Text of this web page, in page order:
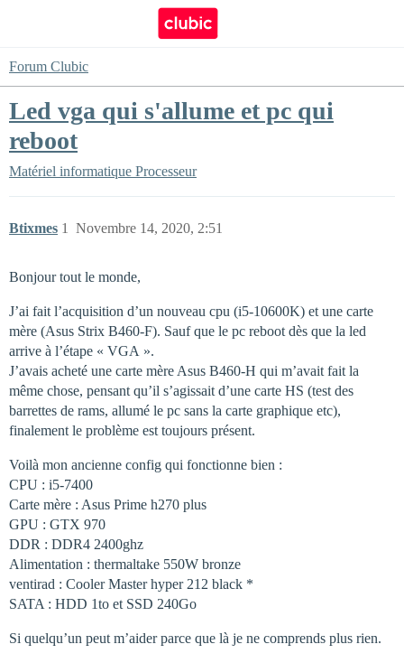
Forum Clubic
Led vga qui s'allume et pc qui
reboot
Matériel informatique Processeur
Btixmes Novembre 14, 2020, 2:51
1
Bonjour tout le monde,
J’ai fait l’acquisition d’un nouveau cpu (i5-10600K) et une carte
mère (Asus Strix B460-F). Sauf que le pc reboot dès que la led
arrive à l’étape « VGA ».
J’avais acheté une carte mère Asus B460-H qui m’avait fait la
même chose, pensant qu’il s’agissait d’une carte HS (test des
barrettes de rams, allumé le pc sans la carte graphique etc),
finalement le problème est toujours présent.
Voilà mon ancienne config qui fonctionne bien :
CPU : i5-7400
Carte mère : Asus Prime h270 plus
GPU : GTX 970
DDR : DDR4 2400ghz
Alimentation : thermaltake 550W bronze
ventirad : Cooler Master hyper 212 black *
SATA : HDD 1to et SSD 240Go
Si quelqu’un peut m’aider parce que là je ne comprends plus rien.